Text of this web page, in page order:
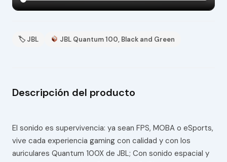
🏷 JBL JBL Quantum 100, Black and Green
Descripción del producto
El sonido es supervivencia: ya sean FPS, MOBA o eSports,
vive cada experiencia gaming con calidad y con los
auriculares Quantum 100X de JBL; Con sonido espacial y